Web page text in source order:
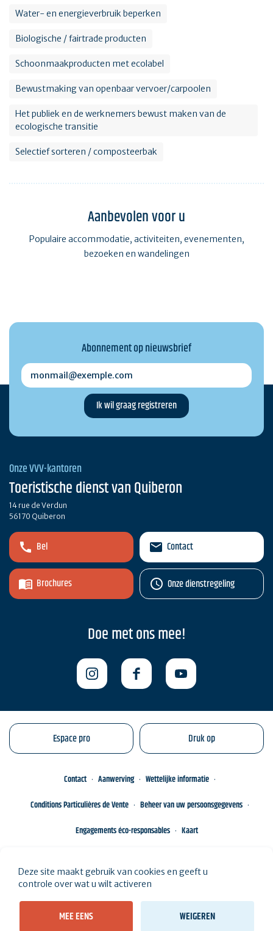
Water- en energieverbruik beperken
Biologische / fairtrade producten
Schoonmaakproducten met ecolabel
Bewustmaking van openbaar vervoer/carpoolen
Het publiek en de werknemers bewust maken van de
ecologische transitie
Selectief sorteren / composteerbak
Aanbevolen voor u
Populaire accommodatie, activiteiten, evenementen,
bezoeken en wandelingen
Abonnement op nieuwsbrief
monmail@exemple.com
Onze VVV-kantoren
Toeristische dienst van Quiberon
14 rue de Verdun
56170 Quiberon
Bel
Brochures
Contact
Onze dienstregeling
Doe met ons mee!
Espace pro Druk op
Contact Aanwerving
Wettelijke informatie
Conditions Particulières de Vente
Beheer van uw persoonsgegevens
Engagements éco-responsables
Kaart
Deze site maakt gebruik van cookies en geeft u
controle over wat u wilt activeren
MEE EENS WEIGEREN